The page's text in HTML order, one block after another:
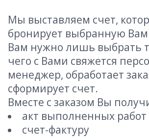
Мы выставляем счет,
бронирует выбранную
Вам нужно лишь выбрать
чего с Вами свяжется
менеджер, обработает
сформирует счет.
Вместе с заказом Вы
акт выполненных работ
счет-фактуру